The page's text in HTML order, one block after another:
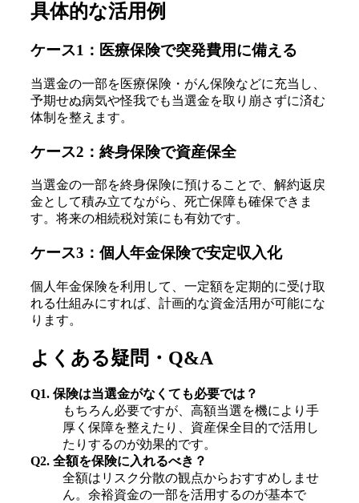
具体的な活用例
ケース1：医療保険で突発費用に備える
当選金の一部を医療保険・がん保険などに充当し、
予期せぬ病気や怪我でも当選金を取り崩さずに済む
体制を整えます。
ケース2：終身保険で資産保全
当選金の一部を終身保険に預けることで、解約返戻
金として積み立てながら、死亡保障も確保できま
す。将来の相続税対策にも有効です。
ケース3：個人年金保険で安定収入化
個人年金保険を利用して、一定額を定期的に受け取
れる仕組みにすれば、計画的な資金活用が可能にな
ります。
よくある疑問・Q&A
Q1. 保険は当選金がなくても必要では？
もちろん必要ですが、高額当選を機により手
厚く保障を整えたり、資産保全目的で活用し
たりするのが効果的です。
Q2. 全額を保険に入れるべき？
全額はリスク分散の観点からおすすめしませ
ん。余裕資金の一部を活用するのが基本で